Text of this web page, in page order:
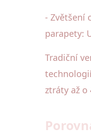
- Zvětšení
parapety:
Tradiční
ztráty až o